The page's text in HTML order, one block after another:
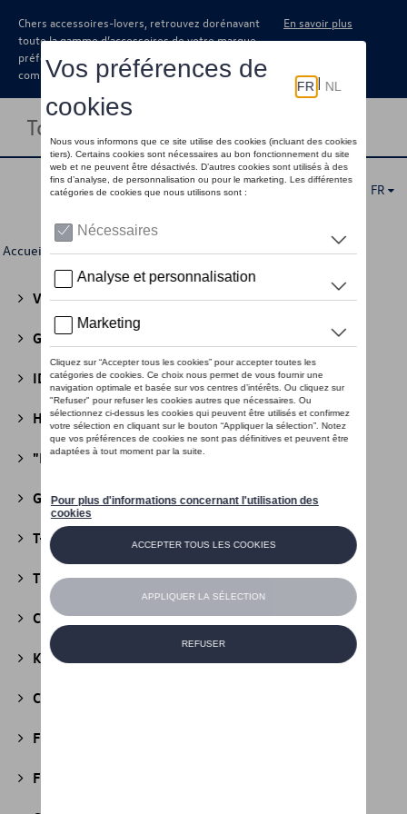
Chers accessoires-lovers, retrouvez dorénavant
toute la gamme d’accessoires de votre marque
préférée sous forme de catalogue à
commander auprès de votre concessionaire.
En savoir plus
Toggle navigation
FR
Accueil >Pour vous > Casquettes et bonnets
Volkswagen Collection(30)
GTI Collection
ID Collection(22)
Héritage Collection(13)
"R" Collection(19)
Golf Collection(24)
T-Roc Collection(18)
Tiguan Collection(5)
California Collection(18)
Kids Collection
Cobi
Fire & Ice Collection
Football Collection